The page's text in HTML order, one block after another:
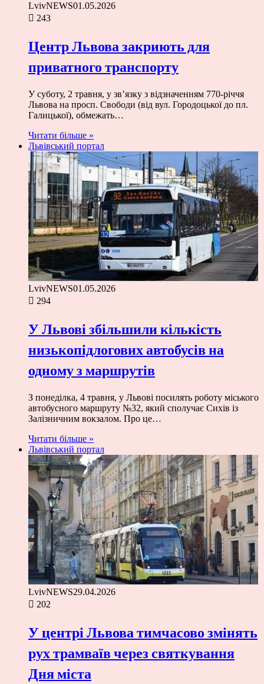
LvivNEWS01.05.2026
243
Центр Львова закриють для
приватного транспорту
У суботу, 2 травня, у зв’язку з відзначенням 770-річчя
Львова на просп. Свободи (від вул. Городоцької до пл.
Галицької), обмежать…
Читати більше »
Львівський портал
LvivNEWS01.05.2026
294
У Львові збільшили кількість
низькопідлогових автобусів на
одному з маршрутів
З понеділка, 4 травня, у Львові посилять роботу міського
автобусного маршруту №32, який сполучає Сихів із
Залізничним вокзалом. Про це…
Читати більше »
Львівський портал
LvivNEWS29.04.2026
202
У центрі Львова тимчасово змінять
рух трамваїв через святкування
Дня міста